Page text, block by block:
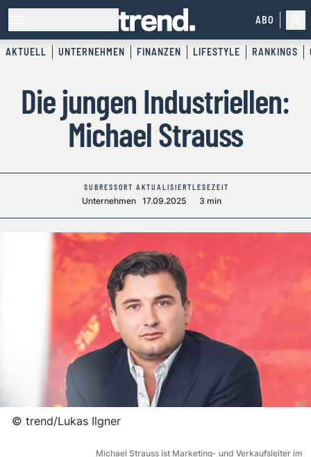
ABO
AKTUELL UNTERNEHMEN FINANZEN LIFESTYLE RANKINGS
Die jungen Industriellen:
Michael Strauss
SUBRESSORT
Unternehmen
AKTUALISIERT
17.09.2025
LESEZEIT
3 min
© trend/Lukas Ilgner
Michael Strauss ist Marketing- und Verkaufsleiter im